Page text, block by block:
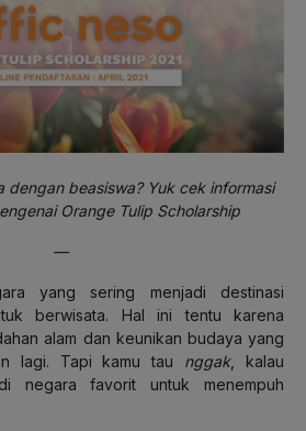
dengan beasiswa? Yuk cek informasi
Orange Tulip Scholarship
—
yang sering menjadi destinasi
berwisata. Hal ini tentu karena
alam dan keunikan budaya yang
lagi. Tapi kamu tau nggak, kalau
negara favorit untuk menempuh